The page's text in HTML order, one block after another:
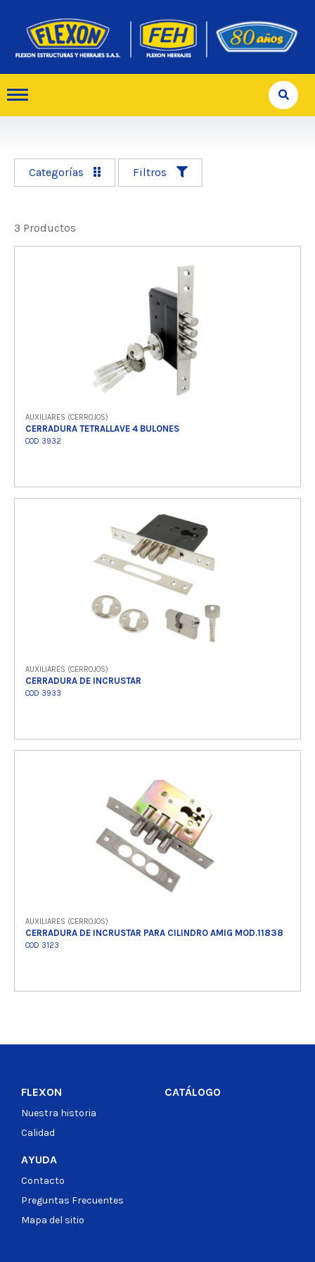
Categorías Filtros
3 Productos
AUXILIARES (CERROJOS)
CERRADURA TETRALLAVE 4 BULONES
COD 3932
Ver producto
AUXILIARES (CERROJOS)
CERRADURA DE INCRUSTAR
COD 3933
AUXILIARES (CERROJOS)
CERRADURA DE INCRUSTAR PARA CILINDRO AMIG MOD.11838
COD 3123
FLEXON
Nuestra historia
Calidad
CATÁLOGO
AYUDA
Contacto
Preguntas Frecuentes
Mapa del sitio